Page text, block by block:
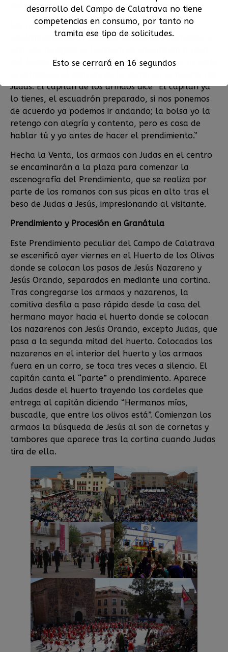
del Rey
Los armaos en Aldea del Rey se congregan
paulatinamente al paso de tambores y cornetas, y
del Judas. Una vez que salen a la puerta de la calle
Judas. El capitán de los armaos dice “El capitán ya
lo tienes, el escuadrón preparado, si nos ponemos
de acuerdo ya podemos ir andando; la bolsa yo la
retengo con alegría y contento, pero es cosa de
hablar tú y yo antes de hacer el prendimiento.”
Hecha la Venta, los armaos con Judas en el centro
se encaminarán a la plaza para comenzar la
escenografía del Prendimiento, que se realiza por
parte de los romanos con sus picas en alto tras el
beso de Judas a Jesús, impresionando al visitante.
Prendimiento y Procesión en Granátula
Este Prendimiento peculiar del Campo de Calatrava
se escenificó ayer viernes en el Huerto de los Olivos
donde se colocan los pasos de Jesús Nazareno y
Jesús Orando, separados en mediante una cortina.
Tras congregarse los armaos y nazarenos, la
comitiva desfila a paso rápido desde la casa del
hermano mayor hacia el huerto donde se colocan
los nazarenos con Jesús Orando, excepto Judas, que
pasa a la segunda mitad del huerto. Colocados los
nazarenos en el interior del huerto y los armaos
fuera en un corro, se toca tres veces a silencio. El
capitán canta el “parte” o prendimiento. Aparece
Judas desde el huerto trayendo los cordeles que
entrega al capitán diciendo “Hermanos míos,
buscadle, que entre los olivos está”. Comienzan los
armaos la búsqueda de Jesús al son de cornetas y
tambores que aparece tras la cortina cuando Judas
tira de ella.
desarrollo del Campo de Calatrava no tiene
competencias en consumo, por tanto no
tramita ese tipo de solicitudes.
Esto se cerrará en 15 segundos